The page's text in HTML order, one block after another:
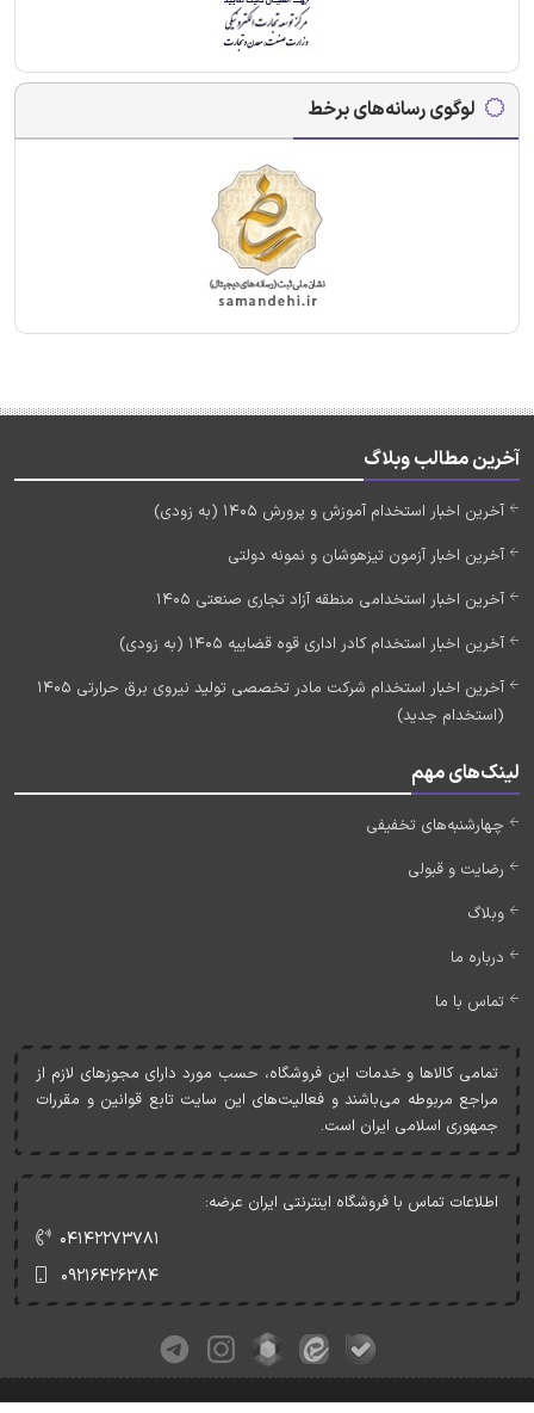
لوگوی رسانه‌های برخط
آخرین مطالب وبلاگ
آخرین اخبار استخدام آموزش و پرورش 1405 (به زودی)
آخرین اخبار آزمون تیزهوشان و نمونه دولتی
آخرین اخبار استخدامی منطقه آزاد تجاری صنعتی 1405
آخرین اخبار استخدام کادر اداری قوه قضاییه 1405 (به زودی)
آخرین اخبار استخدام شرکت مادر تخصصی تولید نیروی برق حرارتی 1405
(استخدام جدید)
لینک‌های مهم
چهارشنبه‌های تخفیفی
رضایت و قبولی
وبلاگ
درباره ما
تماس با ما
تمامی کالاها و خدمات اين فروشگاه، حسب مورد دارای مجوزهای لازم از
مراجع مربوطه می‌باشند و فعاليت‌های اين سايت تابع قوانين و مقررات
جمهوری اسلامی ايران است.
اطلاعات تماس با فروشگاه اینترنتی ایران عرضه:
۰۴۱۴۲۲۷۳۷۸۱
۰۹۲۱۶۴۲۶۳۸۴